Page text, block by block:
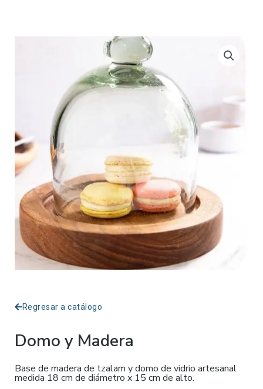
Regresar a catálogo
Domo y Madera
Base de madera de tzalam y domo de vidrio artesanal
medida 18 cm de diámetro x 15 cm de alto.